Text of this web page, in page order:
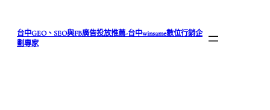
台中GEO、SEO與FB廣告投放推薦-台中winsame數位行銷企
劃專家